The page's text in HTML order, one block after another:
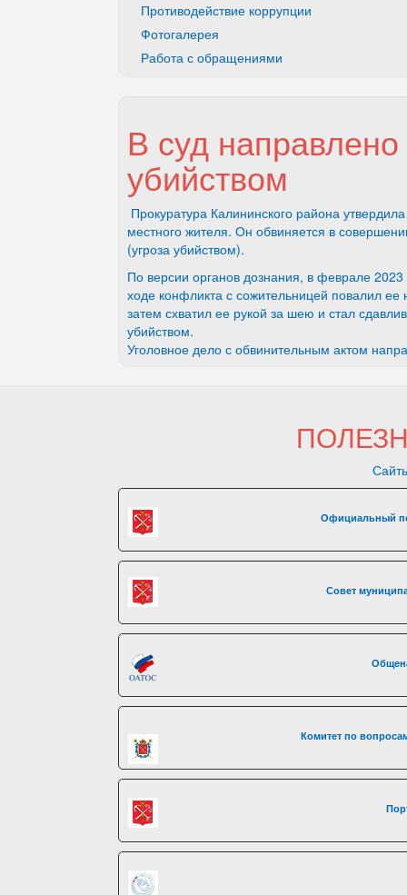
Противодействие коррупции
Фотогалерея
Работа с обращениями
В суд
убийством
Прокуратура Калининского района
местного жителя. Он обвиняется в
(угроза убийством).
По версии органов дознания, в феврале
ходе конфликта с сожительницей повалил
затем схватил ее рукой за шею и стал
убийством.
Уголовное дело с обвинительным актом
Официальный
Совет
Комитет по